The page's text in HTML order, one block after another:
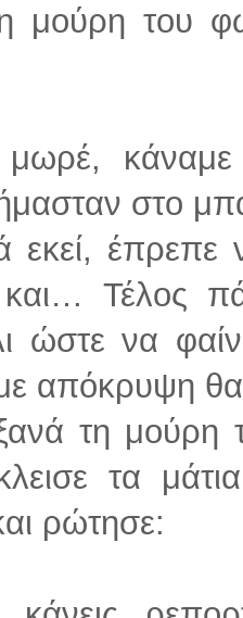
μούρη του
στο
εκεί,
Τέλος
ώστε να
απόκρυψη
τη μούρη
τα
ρώτησε: